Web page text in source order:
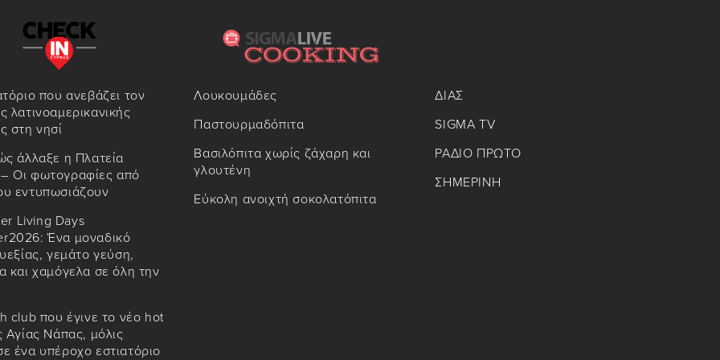
που ανεβάζει τον
λατινοαμερικανικής
στη νησί
άλλαξε η Πλατεία
Οι φωτογραφίες από
εντυπωσιάζουν
Living Days
Ένα μοναδικό
γεμάτο γεύση,
και χαμόγελα σε όλη την
club που έγινε το νέο hot
Αγίας Νάπας, μόλις
ένα υπέροχο εστιατόριο
Λουκουμάδες
Παστουρμαδόπιτα
Βασιλόπιτα χωρίς ζάχαρη και
γλουτένη
Εύκολη ανοιχτή σοκολατόπιτα
ΔΙΑΣ
SIGMA TV
ΡΑΔΙΟ ΠΡΩΤΟ
ΣΗΜΕΡΙΝΗ